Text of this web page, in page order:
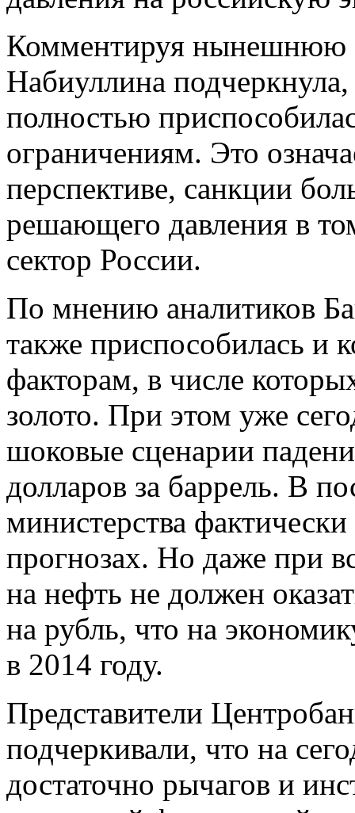
Комментируя нынешнюю
Набиуллина
полностью
ограничениям. Это
перспективе, санкции
решающего давления в
сектор России.
По мнению аналитиков
также приспособилась и
факторам, в числе
золото. При этом уже
шоковые сценарии
долларов за баррель. В
министерства
прогнозах. Но даже при
на нефть не должен
на рубль, что на
в 2014 году.
Представители
подчеркивали, что на
достаточно рычагов и